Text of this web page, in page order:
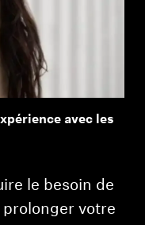
avec les
le besoin de
votre